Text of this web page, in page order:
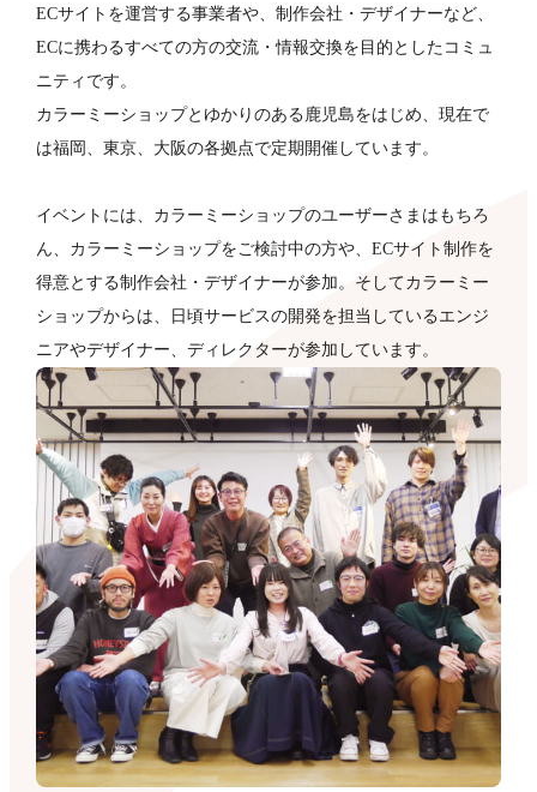
ECサイトを運営する事業者や、制作会社・デザイナーなど、
ECに携わるすべての方の交流・情報交換を目的としたコミュ
ニティです。
カラーミーショップとゆかりのある鹿児島をはじめ、現在で
は福岡、東京、大阪の各拠点で定期開催しています。
イベントには、カラーミーショップのユーザーさまはもちろ
ん、カラーミーショップをご検討中の方や、ECサイト制作を
得意とする制作会社・デザイナーが​参加。そしてカラーミー
ショップからは、日頃サービスの開発を担当しているエンジ
ニアやデザイナー、ディレクターが参加していま​す。